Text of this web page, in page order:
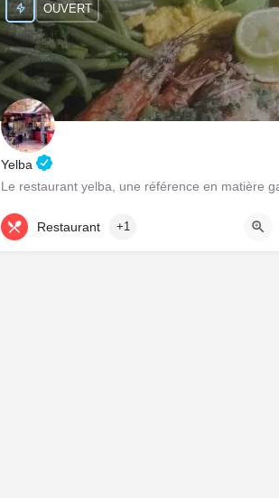
Yelba
+226 78 05 39 39
OUVERT
Restaurant +1